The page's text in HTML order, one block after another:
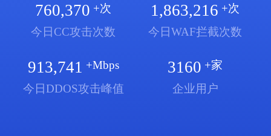
760,370 +次
今日CC攻击次数
1,863,216 +次
今日WAF拦截次数
913,741 +Mbps
今日DDOS攻击峰值
3160 +家
企业用户